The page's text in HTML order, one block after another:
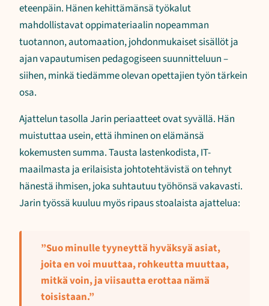
eteenpäin. Hänen kehittämänsä työkalut
mahdollistavat oppimateriaalin nopeamman
tuotannon, automaation, johdonmukaiset sisällöt ja
ajan vapautumisen pedagogiseen suunnitteluun –
siihen, minkä tiedämme olevan opettajien työn tärkein
osa.
Ajattelun tasolla Jarin periaatteet ovat syvällä. Hän
muistuttaa usein, että ihminen on elämänsä
kokemusten summa. Tausta lastenkodista, IT-
maailmasta ja erilaisista johtotehtävistä on tehnyt
hänestä ihmisen, joka suhtautuu työhönsä vakavasti.
Jarin työssä kuuluu myös ripaus stoalaista ajattelua:
”Suo minulle tyyneyttä hyväksyä asiat,
joita en voi muuttaa, rohkeutta muuttaa,
mitkä voin, ja viisautta erottaa nämä
toisistaan.”